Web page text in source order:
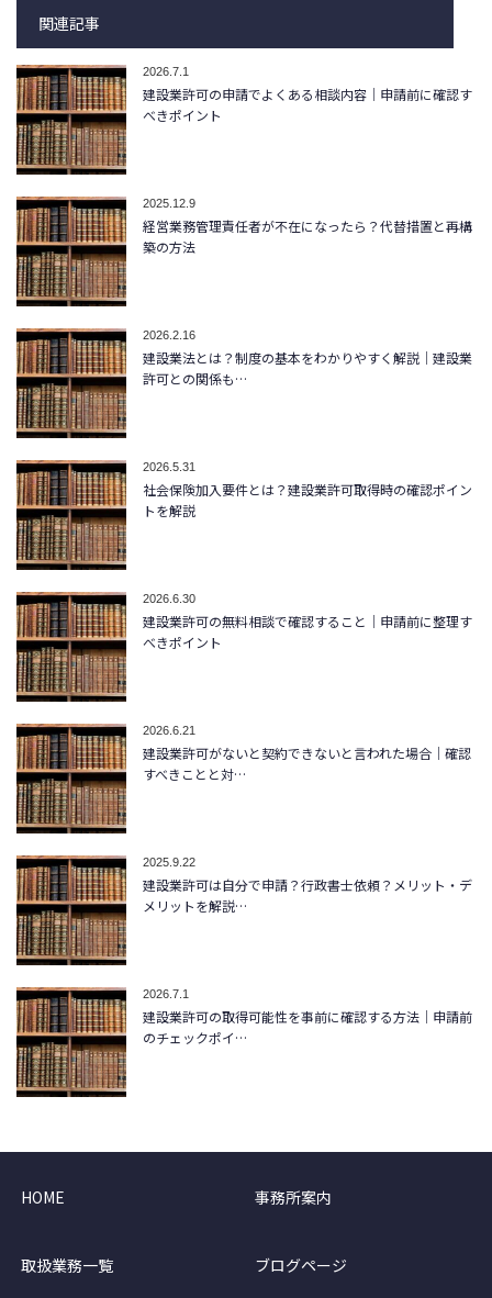
関連記事
2026.7.1
建設業許可の申請でよくある相談内容｜申請前に確認す
べきポイント
2025.12.9
経営業務管理責任者が不在になったら？代替措置と再構
築の方法
2026.2.16
建設業法とは？制度の基本をわかりやすく解説｜建設業
許可との関係も…
2026.5.31
社会保険加入要件とは？建設業許可取得時の確認ポイン
トを解説
2026.6.30
建設業許可の無料相談で確認すること｜申請前に整理す
べきポイント
2026.6.21
建設業許可がないと契約できないと言われた場合｜確認
すべきことと対…
2025.9.22
建設業許可は自分で申請？行政書士依頼？メリット・デ
メリットを解説…
2026.7.1
建設業許可の取得可能性を事前に確認する方法｜申請前
のチェックポイ…
HOME 事務所案内
取扱業務一覧 ブログページ